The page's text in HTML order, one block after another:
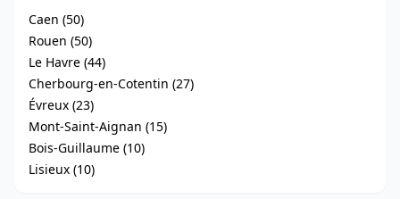
Caen (50)
Rouen (50)
Le Havre (44)
Cherbourg-en-Cotentin (27)
Évreux (23)
Mont-Saint-Aignan (15)
Bois-Guillaume (10)
Lisieux (10)